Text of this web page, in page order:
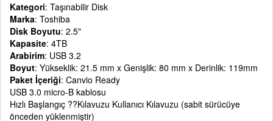
Kategori: Taşınabilir Disk
Marka: Toshiba
Disk Boyutu: 2.5"
Kapasite: 4TB
Arabirim: USB 3.2
Boyut: Yükseklik: 21.5 mm x Genişlik: 80 mm x Derinlik: 119mm
Paket İçeriği: Canvio Ready
USB 3.0 micro-B kablosu
Hızlı Başlangıç ??Kılavuzu Kullanıcı Kılavuzu (sabit sürücüye
önceden yüklenmiştir)